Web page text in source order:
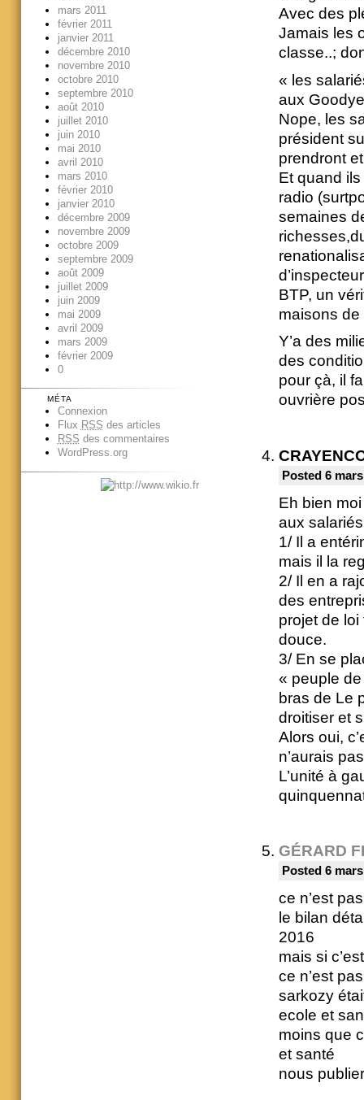
Avec des
Jamais les
classe..;
« les
aux
Nope, les
président
prendront
Et quand
radio
semaines
BTP, un
maisons
Y’a des
des
pour çà, il
ouvrière
Posted 6
Eh bien
aux
1/ Il a
mais il la
2/ Il en a
des
projet de
douce.
3/ En se
« peuple de
bras de Le
droitiser et
Alors oui,
n’aurais
L’unité à
GÉRARD
Posted 6
ce n’est
le bilan
2016
mais si
ce n’est
sarkozy
ecole et
moins que
et santé
nous
mars 2011
février 2011
janvier 2011
décembre 2010
novembre 2010
octobre 2010
septembre 2010
août 2010
juillet 2010
juin 2010
mai 2010
avril 2010
mars 2010
février 2010
janvier 2010
décembre 2009
novembre 2009
octobre 2009
septembre 2009
août 2009
juillet 2009
juin 2009
mai 2009
avril 2009
mars 2009
février 2009
0
MÉTA
Connexion
Flux RSS des articles
RSS des commentaires
WordPress.org